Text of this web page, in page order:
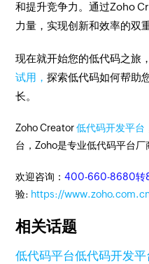
和提升竞争力。通过Zoho
力量，实现创新和效率的双
现在就开始您的低代码之旅
试用，探索低代码如何帮助
长。
Zoho Creator低代码开发平台
台，Zoho是专业低代码平台厂
欢迎咨询：400-660-8680转
验: https://
相关话题
低代码平台低代码开发平